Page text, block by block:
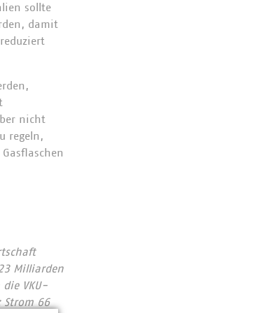
sollte
damit
nicht
regeln,
Milliarden
VKU-
Strom 66